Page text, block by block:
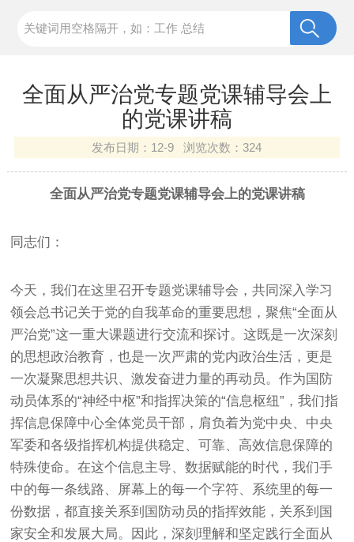
全面从严治党专题党课辅导会上
的党课讲稿
发布日期： 12-9 浏览次数：324
全面从严治党专题党课辅导会上的党课讲稿
同志们：
今天，我们在这里召开专题党课辅导会，共同深入学习
领会总书记关于党的自我革命的重要思想，聚焦“全面从
严治党”这一重大课题进行交流和探讨。这既是一次深刻
的思想政治教育，也是一次严肃的党内政治生活，更是
一次凝聚思想共识、激发奋进力量的再动员。作为国防
动员体系的“神经中枢”和指挥决策的“信息枢纽”，我们指
挥信息保障中心全体党员干部，肩负着为党中央、中央
军委和各级指挥机构提供稳定、可靠、高效信息保障的
特殊使命。在这个信息主导、数据赋能的时代，我们手
中的每一条线路、屏幕上的每一个字符、系统里的每一
份数据，都直接关系到国防动员的指挥效能，关系到国
家安全和发展大局。因此，深刻理解和坚定践行全面从